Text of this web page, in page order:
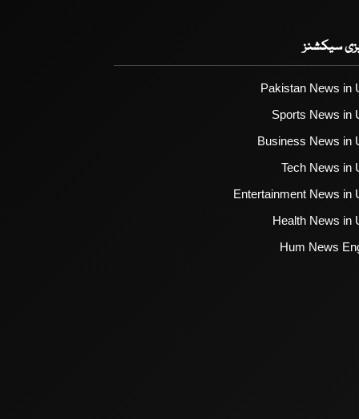
سیکشنز
Pakistan News in
Sports News in
Business News in
Tech News in
Entertainment News in
Health News in
Hum News